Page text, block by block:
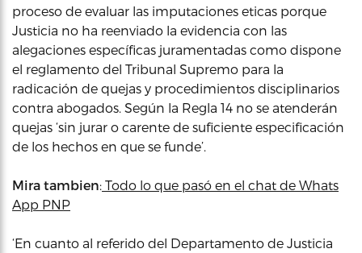
proceso de evaluar las imputaciones eticas porque
Justicia no ha reenviado la evidencia con las
alegaciones específicas juramentadas como dispone
el reglamento del Tribunal Supremo para la
radicación de quejas y procedimientos disciplinarios
contra abogados. Según la Regla 14 no se atenderán
quejas ‘sin jurar o carente de suficiente especificación
de los hechos en que se funde’.
Mira tambien: Todo lo que pasó en el chat de Whats
App PNP
‘En cuanto al referido del Departamento de Justicia